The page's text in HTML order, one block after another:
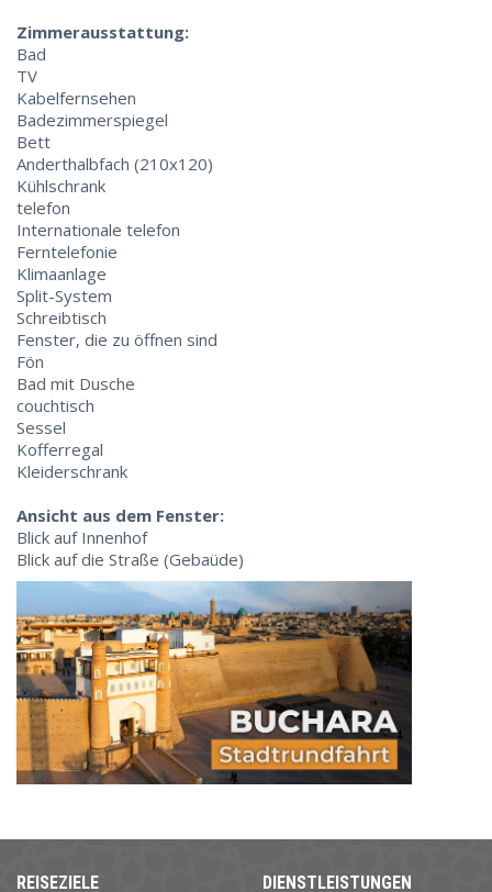
Zimmerausstattung:
Bad
TV
Kabelfernsehen
Badezimmerspiegel
Bett
Anderthalbfach (210x120)
Kühlschrank
telefon
Internationale telefon
Ferntelefonie
Klimaanlage
Split-System
Schreibtisch
Fenster, die zu öffnen sind
Fön
Bad mit Dusche
couchtisch
Sessel
Kofferregal
Kleiderschrank
Ansicht aus dem Fenster:
Blick auf Innenhof
Blick auf die Straße (Gebaüde)
REISEZIELE DIENSTLEISTUNGEN